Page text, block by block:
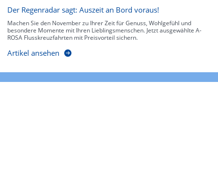
Der Regenradar sagt: Auszeit an Bord voraus!
Machen Sie den November zu Ihrer Zeit für Genuss, Wohlgefühl und
besondere Momente mit Ihren Lieblingsmenschen. Jetzt ausgewählte A-
ROSA Flusskreuzfahrten mit Preisvorteil sichern.
Artikel ansehen